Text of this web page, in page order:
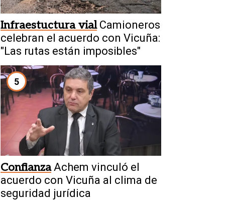
Infraestuctura vial Camioneros
celebran el acuerdo con Vicuña:
"Las rutas están imposibles"
5
Confianza Achem vinculó el
acuerdo con Vicuña al clima de
seguridad jurídica